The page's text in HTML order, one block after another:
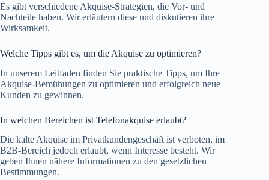
Es gibt verschiedene Akquise-Strategien, die Vor- und
Nachteile haben. Wir erläutern diese und diskutieren ihre
Wirksamkeit.
Welche Tipps gibt es, um die Akquise zu optimieren?
In unserem Leitfaden finden Sie praktische Tipps, um Ihre
Akquise-Bemühungen zu optimieren und erfolgreich neue
Kunden zu gewinnen.
In welchen Bereichen ist Telefonakquise erlaubt?
Die kalte Akquise im Privatkundengeschäft ist verboten, im
B2B-Bereich jedoch erlaubt, wenn Interesse besteht. Wir
geben Ihnen nähere Informationen zu den gesetzlichen
Bestimmungen.